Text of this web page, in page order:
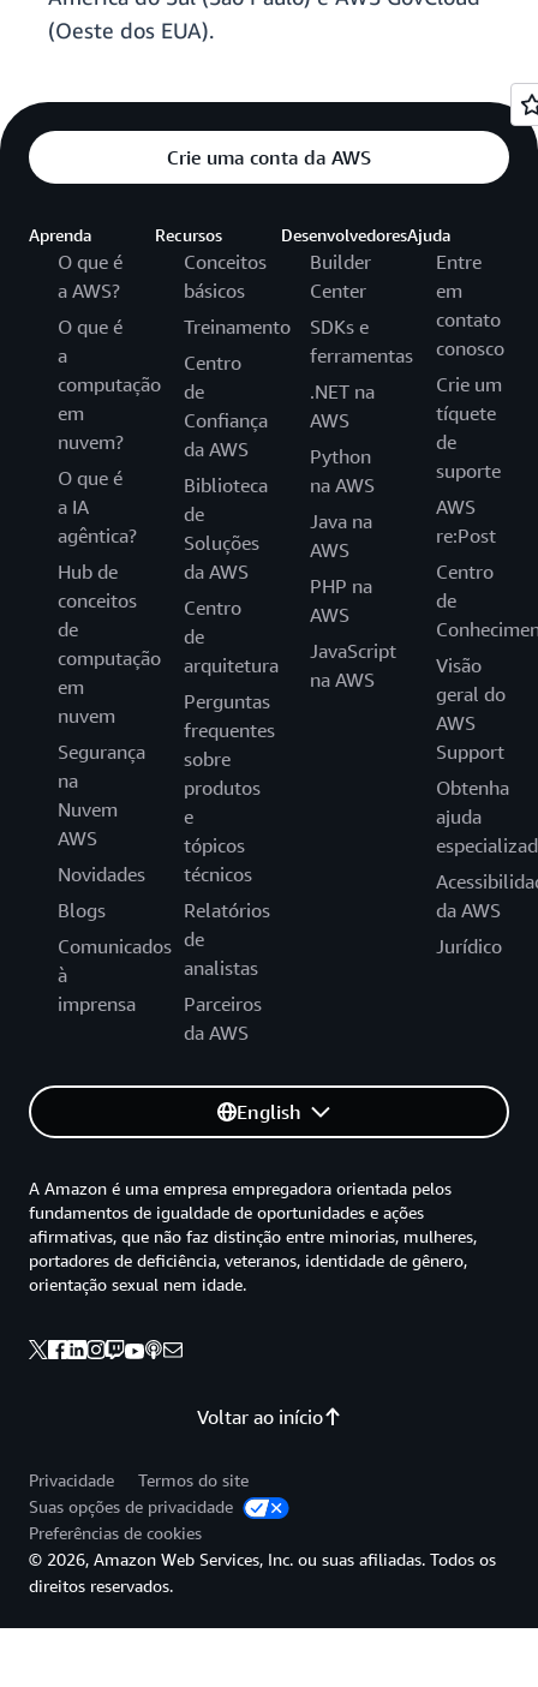
(Oeste dos EUA).
Crie uma conta da AWS
Aprenda
O que é
a AWS?
O que é
a
computação
em
nuvem?
O que é
a IA
agêntica?
Hub de
conceitos
de
computação
em
nuvem
Segurança
na
Nuvem
AWS
Novidades
Blogs
Comunicados
à
imprensa
Recursos
Conceitos
básicos
Treinamento
Centro
de
Confiança
da AWS
Biblioteca
de
Soluções
da AWS
Centro
de
arquitetura
Perguntas
frequentes
sobre
produtos
e
tópicos
técnicos
Relatórios
de
analistas
Parceiros
da AWS
Desenvolvedores
Builder
Center
SDKs e
ferramentas
.NET na
AWS
Python
na AWS
Java na
AWS
PHP na
AWS
JavaScript
na AWS
Ajuda
Entre
em
contato
conosco
Crie um
tíquete
de
suporte
AWS
re:Post
Centro
de
Visão
geral do
AWS
Support
Obtenha
ajuda
da AWS
Jurídico
English
Voltar ao início
A Amazon é uma empresa empregadora orientada pelos
fundamentos de igualdade de oportunidades e ações
afirmativas, que não faz distinção entre minorias, mulheres,
portadores de deficiência, veteranos, identidade de gênero,
orientação sexual nem idade.
Privacidade
Termos do site
Suas opções de privacidade
Preferências de cookies
© 2026, Amazon Web Services, Inc. ou suas afiliadas. Todos os
direitos reservados.